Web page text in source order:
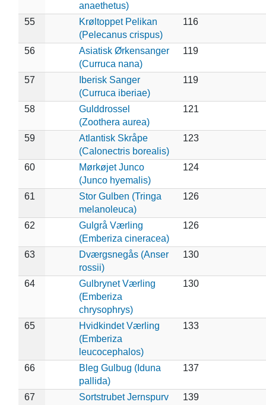
anaethetus)
55
Krøltoppet Pelikan
(Pelecanus crispus)
116
56
Asiatisk Ørkensanger
(Curruca nana)
119
57
Iberisk Sanger
(Curruca iberiae)
119
58
Gulddrossel
(Zoothera aurea)
121
59
Atlantisk Skråpe
(Calonectris borealis)
123
60
Mørkøjet Junco
(Junco hyemalis)
124
61
Stor Gulben (Tringa
melanoleuca)
126
62
Gulgrå Værling
(Emberiza cineracea)
126
63
Dværgsnegås (Anser
rossii)
130
64
Gulbrynet Værling
(Emberiza
chrysophrys)
130
65
Hvidkindet Værling
(Emberiza
leucocephalos)
133
66
Bleg Gulbug (Iduna
pallida)
137
67
Sortstrubet Jernspurv
139